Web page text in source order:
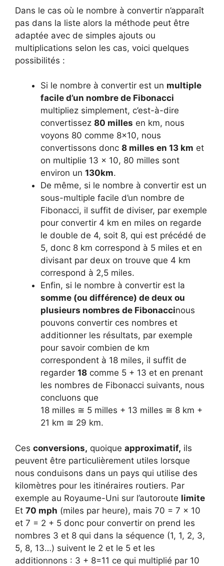
Dans le cas où le nombre à convertir n’apparaît
pas dans la liste alors la méthode peut être
adaptée avec de simples ajouts ou
multiplications selon les cas, voici quelques
possibilités :
Si le nombre à convertir est un multiple
facile d’un nombre de Fibonacci
multipliez simplement, c’est-à-dire
convertissez 80 milles en km, nous
voyons 80 comme 8×10, nous
convertissons donc 8 milles en 13 km et
on multiplie 13 × 10, 80 milles sont
environ un 130km.
De même, si le nombre à convertir est un
sous-multiple facile d’un nombre de
Fibonacci, il suffit de diviser, par exemple
pour convertir 4 km en miles on regarde
le double de 4, soit 8, qui est précédé de
5, donc 8 km correspond à 5 miles et en
divisant par deux on trouve que 4 km
correspond à 2,5 miles.
Enfin, si le nombre à convertir est la
somme (ou différence) de deux ou
plusieurs nombres de Fibonaccinous
pouvons convertir ces nombres et
additionner les résultats, par exemple
pour savoir combien de km
correspondent à 18 miles, il suffit de
regarder 18 comme 5 + 13 et en prenant
les nombres de Fibonacci suivants, nous
concluons que
18 milles ≅ 5 milles + 13 milles ≅ 8 km +
21 km ≅ 29 km.
Ces conversions, quoique approximatif, ils
peuvent être particulièrement utiles lorsque
nous conduisons dans un pays qui utilise des
kilomètres pour les itinéraires routiers. Par
exemple au Royaume-Uni sur l’autoroute limite
Et 70 mph (miles par heure), mais 70 = 7 × 10
et 7 = 2 + 5 donc pour convertir on prend les
nombres 3 et 8 qui dans la séquence (1, 1, 2, 3,
5, 8, 13…) suivent le 2 et le 5 et les
additionnons : 3 + 8=11 ce qui multiplié par 10